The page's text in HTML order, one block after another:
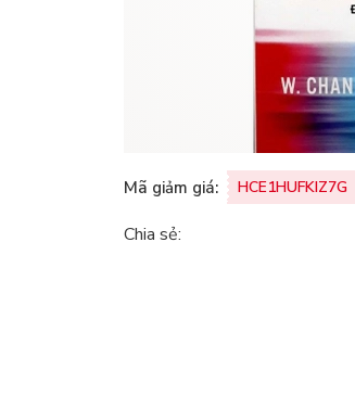
Mã giảm giá: HCE1HUFKIZ7G
Chia sẻ: